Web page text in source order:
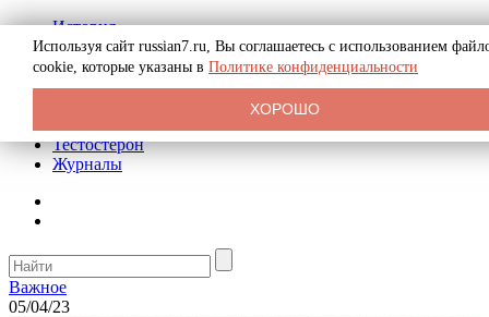
История
Биография
Криминал
Реклама на сайте
Тестостерон
Журналы
Важное
05/04/23
Используя сайт russian7.ru, Вы соглашаетесь с использованием
cookie, которые указаны в Политике конфиденциальности
ХОРОШО